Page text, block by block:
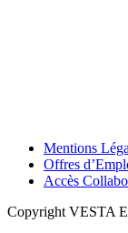
Mentions
Offres
Accès
Copyright VESTA